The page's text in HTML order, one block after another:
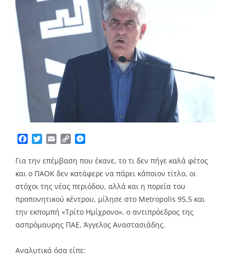
Facebook
TwitterEmailCopy
Για την επέμβαση που έκανε, το τι δεν πήγε καλά φέτος
και ο ΠΑΟΚ δεν κατάφερε να πάρει κάποιον τίτλο, οι
στόχοι της νέας περιόδου, αλλά και η πορεία του
προπονητικού κέντρου, μίλησε στο Metropolis 95,5 και
την εκπομπή «Τρίτο Ημίχρονο», ο αντιπρόεδρος της
ασπρόμαυρης ΠΑΕ, Άγγελος Αναστασιάδης.
Αναλυτικά όσα είπε: